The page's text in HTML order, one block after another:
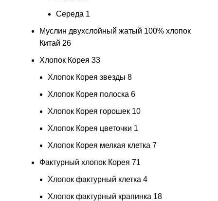
Середа 1
Муслин двухслойный жатый 100% хлопок
Китай 26
Хлопок Корея 33
Хлопок Корея звезды 8
Хлопок Корея полоска 6
Хлопок Корея горошек 10
Хлопок Корея цветочки 1
Хлопок Корея мелкая клетка 7
Фактурный хлопок Корея 71
Хлопок фактурный клетка 4
Хлопок фактурный крапинка 18